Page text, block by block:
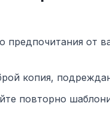
предпочитания от
копия,
повторно